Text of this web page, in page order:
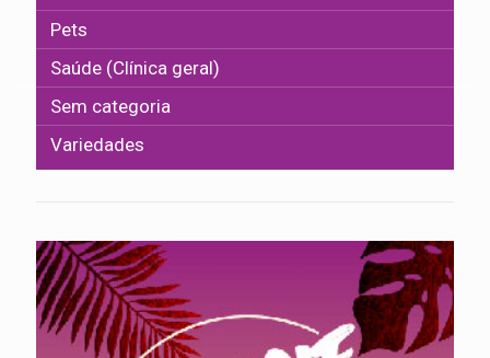
Pets
Saúde (Clínica geral)
Sem categoria
Variedades